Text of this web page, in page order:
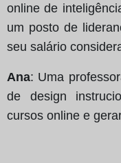
online de
um posto de
seu salário
Ana: Uma
de design
cursos online e